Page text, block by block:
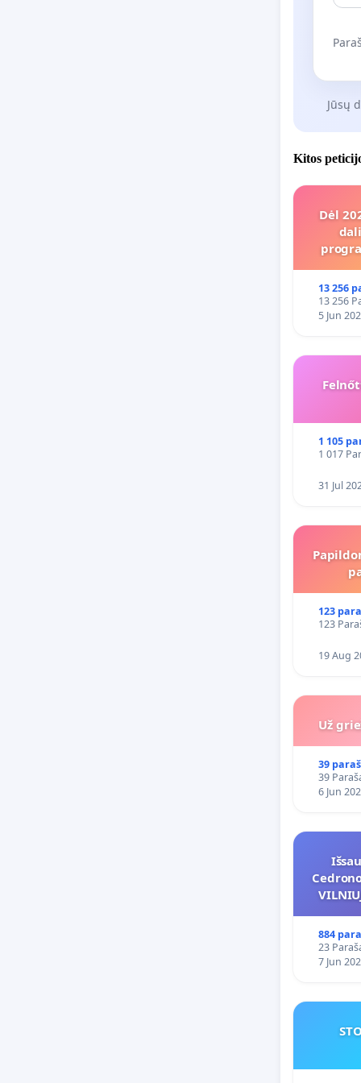
Jūsų
Kitos
Dėl
13 256
13 256
5 Jun
1 105
1 017
31 Jul
123
123
19 Aug
Už
39
39
6 Jun
884
23
7 Jun